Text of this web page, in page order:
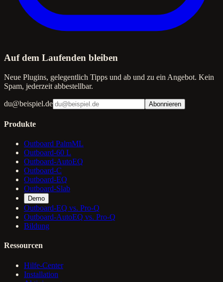
Auf dem Laufenden bleiben
Neue Plugins, gelegentlich Tipps und ab und zu ein Angebot. Kein
Spam, jederzeit abbestellbar.
du@beispiel.de Abonnieren
Produkte
Outboard PalmML
Outboard-60 L
Outboard-AutoEQ
Outboard-C
Outboard-EQ
Outboard-Slab
Demo
Outboard-EQ vs. Pro-Q
Outboard-AutoEQ vs. Pro-Q
Bildung
Ressourcen
Hilfe-Center
Installation